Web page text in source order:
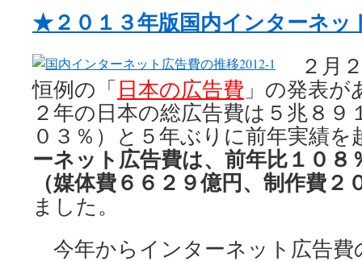
★２０１３年版国内インターネ
２月
恒例の「日本の広告費 」の発表
２年の日本の総広告費は５兆８９
０３％）と５年ぶりに前年実績を
ーネット広告費は、前年比１０８
（媒体費６６２９億円、制作費２
ました。
今年からインターネット広告費